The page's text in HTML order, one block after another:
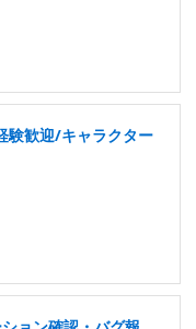
験歓迎/キャラクター